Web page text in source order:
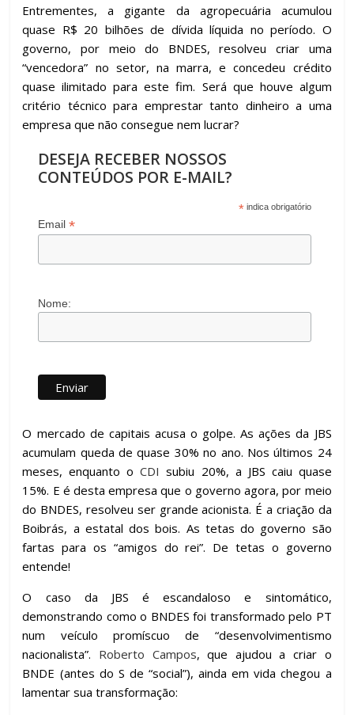
Entrementes, a gigante da agropecuária acumulou
quase R$ 20 bilhões de dívida líquida no período. O
governo, por meio do BNDES, resolveu criar uma
“vencedora” no setor, na marra, e concedeu crédito
quase ilimitado para este fim. Será que houve algum
critério técnico para emprestar tanto dinheiro a uma
empresa que não consegue nem lucrar?
DESEJA RECEBER NOSSOS
CONTEÚDOS POR E-MAIL?
* indica obrigatório
Email*
Nome:
O mercado de capitais acusa o golpe. As ações da JBS
acumulam queda de quase 30% no ano. Nos últimos 24
meses, enquanto oCDI subiu 20%, a JBS caiu quase
15%. E é desta empresa que o governo agora, por meio
do BNDES, resolveu ser grande acionista. É a criação da
Boibrás, a estatal dos bois. As tetas do governo são
fartas para os “amigos do rei”. De tetas o governo
entende!
O caso da JBS é escandaloso e sintomático,
demonstrando como o BNDES foi transformado pelo PT
num veículo promíscuo de “desenvolvimentismo
nacionalista”. Roberto Campos, que ajudou a criar o
BNDE (antes do S de “social”), ainda em vida chegou a
lamentar sua transformação: